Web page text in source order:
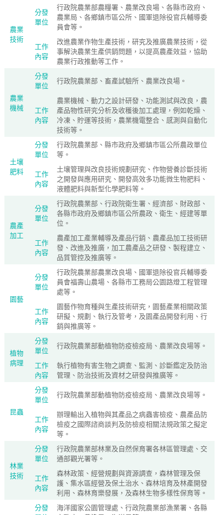
農業
技術
分發
單位
行政院農業部農糧署、農業改良場、各縣市政府、
農業局、各鄉鎮市區公所、國軍退除役官兵輔導委
員會等。
工作
內容
改進農業作物生產技術，研究及推廣農業技術，從
事解決農業生產供銷問題，以提高農產效益，協助
農業行政推動等工作。
農業
機械
分發
單位
行政院農業部、畜產試驗所、農業改良場。
工作
內容
農業機械、動力之設計研發、功能測試與改良，農
產品物性研究分析及收穫後加工處理，例如乾燥、
冷凍、貯運等技術，農業機電整合、感測與自動化
技術等。
土壤
肥料
分發
單位
行政院農業部、縣市政府及鄉鎮市區公所農政單位
等。
工作
內容
土壤管理與改良技術規劃研究、作物營養診斷技術
之開發與應用研究、開發高效多功能微生物肥料、
液體肥料與新型化學肥料等。
農產
加工
分發
單位
行政院農業部、行政院衛生署、經濟部、財政部、
各縣市政府及鄉鎮市區公所農政、衛生、經建等單
位。
工作
內容
農產加工產業輔導及產品行銷、農產品加工技術研
發、改進及推廣，加工農產品之研發、製程建立、
品質管控及推廣等。
園藝
分發
單位
行政院農業部農業改良場、國軍退除役官兵輔導委
員會福壽山農場、各縣市工務局公園路燈工程管理
處等。
工作
內容
園藝作物育種與生產技術研究，園藝產業相關政策
研擬、規劃、執行及管考，及園產品開發利用、行
銷與推廣等。
植物
病理
分發
單位
行政院農業部動植物防疫檢疫局、農業改良場等。
工作
內容
執行植物有害生物之調查、監測、診斷鑑定及防治
管理、防治技術及資材之研發與推廣等。
昆蟲
分發
單位
行政院農業部動植物防疫檢疫局、農業改良場等。
工作
內容
辦理輸出入植物與其產品之病蟲害檢疫、農產品防
檢疫之國際諮商談判及防檢疫相關法規政策之擬定
等。
林業
技術
分發
單位
行政院農業部林業及自然保育署各林區管理處、交
通部觀光署等。
工作
內容
森林政策、經營規劃與資源調查，森林管理及保
護、集水區經營及保土治水、森林培育及林產開發
利用、森林育樂發展，及森林生物多樣性保育等。
分發
海洋國家公園管理處、行政院農業部漁業署、各縣